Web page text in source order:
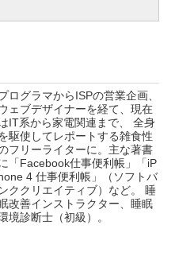
ログラマからISPの営業企画、
ェブデザイナーを経て、現在
IT系から家電関連まで、 全身
駆使してレポートする雑食性
フリーライターに。主な著書
「Facebook仕事便利帳」「iP
4 仕事便利帳」（ソフトバ
ンククリエイティブ）など。 睡
改善インストラクター、睡眠
境診断士（初級）。